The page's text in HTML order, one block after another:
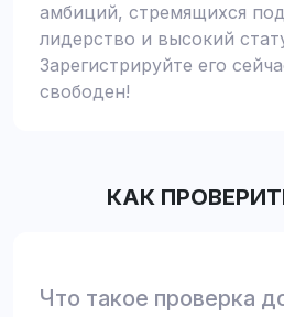
амбиций, стремящихся
лидерство и высокий
Зарегистрируйте его
свободен!
КАК
Что такое проверка